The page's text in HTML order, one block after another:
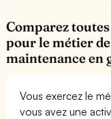
Comparez
pour le métier
maintenance en
Vous exercez le
vous avez une